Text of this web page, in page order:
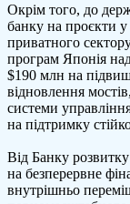
Окрім того, до
банку на проєкти у
приватного
програм Японія
$190 млн на
відновлення
системи
на підтримку
Від Банку
на безперервне
внутрішньо